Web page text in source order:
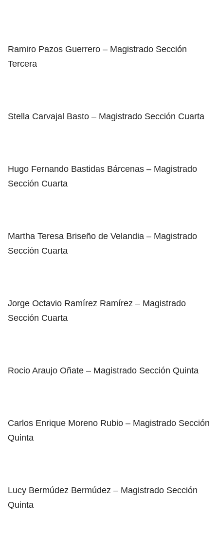
Ramiro Pazos Guerrero – Magistrado Sección
Tercera
Stella Carvajal Basto – Magistrado Sección Cuarta
Hugo Fernando Bastidas Bárcenas – Magistrado
Sección Cuarta
Martha Teresa Briseño de Velandia – Magistrado
Sección Cuarta
Jorge Octavio Ramírez Ramírez – Magistrado
Sección Cuarta
Rocio Araujo Oñate – Magistrado Sección Quinta
Carlos Enrique Moreno Rubio – Magistrado Sección
Quinta
Lucy Bermúdez Bermúdez – Magistrado Sección
Quinta